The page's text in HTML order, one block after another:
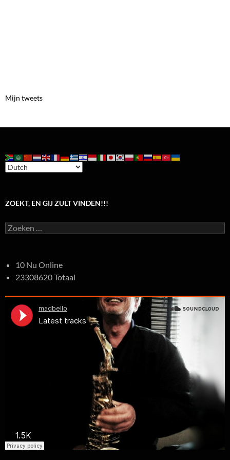
Mijn tweets
ZOEKT, EN GIJ ZULT VINDEN!!!
Zoeken
naar:
10 Nu Online
23308620 Totaal